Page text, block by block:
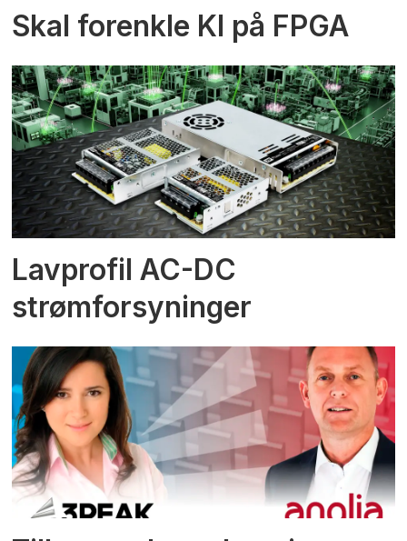
Skal forenkle KI på FPGA
Lavprofil AC-DC
strømforsyninger